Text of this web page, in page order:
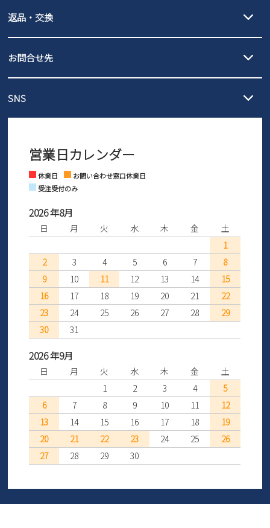
北海道・本州・四国・九州…550円
3,980円（税込）以上お買い上げで送料無料
発送日・送料詳細については
ご利用ください。
全国一律…220円（税込）
発送日・送料詳細についてはご利用ガイドを
ご利用ください。
返品・交換
の片道無料サービスを実施中！
ントとしても安心してご利用いただけるよう、サイズ交換の受付期
さい。
お問合せ先
営業時間：11時～17時
※土日祝はお問い合わせ窓口休業日となります。
SNS
Facebook Instagram
営業日カレンダー
休業日
お問い合わせ窓口休業日
受注受付のみ
2026 年8月
日 月 火 水 木 金
土
1
2
3 4 5 6 7
8
9
10 11 12 13 14
15
16
17 18 19 20 21
22
23
24 25 26 27 28
29
30
31
2026 年9月
日 月 火 水 木 金
土
1
2 3 4
5
6
7 8 9 10 11
12
13
14 15 16 17 18
19
20
21 22 23 24 25
26
27
28 29 30